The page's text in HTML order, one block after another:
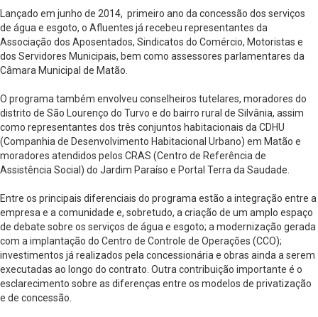
Lançado em junho de 2014, primeiro ano da concessão dos serviços
de água e esgoto, o Afluentes já recebeu representantes da
Associação dos Aposentados, Sindicatos do Comércio, Motoristas e
dos Servidores Municipais, bem como assessores parlamentares da
Câmara Municipal de Matão.
O programa também envolveu conselheiros tutelares, moradores do
distrito de São Lourenço do Turvo e do bairro rural de Silvânia, assim
como representantes dos três conjuntos habitacionais da CDHU
(Companhia de Desenvolvimento Habitacional Urbano) em Matão e
moradores atendidos pelos CRAS (Centro de Referência de
Assistência Social) do Jardim Paraíso e Portal Terra da Saudade.
Entre os principais diferenciais do programa estão a integração entre a
empresa e a comunidade e, sobretudo, a criação de um amplo espaço
de debate sobre os serviços de água e esgoto; a modernização gerada
com a implantação do Centro de Controle de Operações (CCO);
investimentos já realizados pela concessionária e obras ainda a serem
executadas ao longo do contrato. Outra contribuição importante é o
esclarecimento sobre as diferenças entre os modelos de privatização
e de concessão.